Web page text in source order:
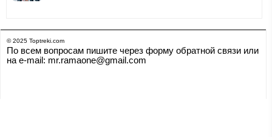
© 2025 Toptreki.com
По всем вопросам пишите через форму обратной связи или
на e-mail: mr.ramaone@gmail.com